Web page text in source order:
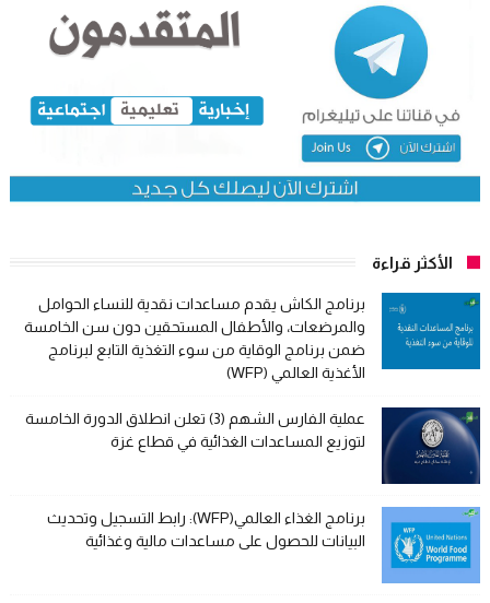
الأكثر قراءة
برنامج الكاش يقدم مساعدات نقدية للنساء الحوامل
والمرضعات، والأطفال المستحقين دون سن الخامسة
ضمن برنامج الوقاية من سوء التغذية التابع لبرنامج
الأغذية العالمي (WFP)
عملية الفارس الشهم (3) تعلن انطلاق الدورة الخامسة
لتوزيع المساعدات الغذائية في قطاع غزة
برنامج الغذاء العالمي(WFP): رابط التسجيل وتحديث
البيانات للحصول على مساعدات مالية وغذائية